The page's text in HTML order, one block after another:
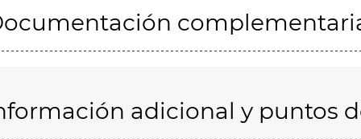
adicional y puntos